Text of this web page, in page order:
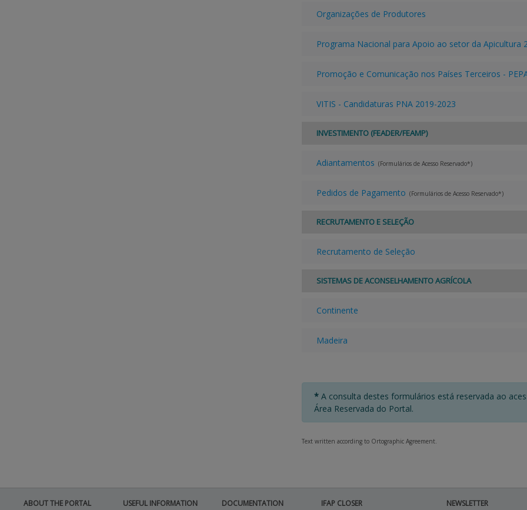
Organizações de Produtores
Programa Nacional para Apoio ao setor da Apicultura
Promoção e Comunicação nos Países Terceiros -
VITIS - Candidaturas PNA 2019-2023
INVESTIMENTO (FEADER/FEAMP)
Adiantamentos (Formulários de Acesso Reservado*)
Pedidos de Pagamento (Formulários de Acesso Reservado*)
RECRUTAMENTO E SELEÇÃO
Recrutamento de Seleção
SISTEMAS DE ACONSELHAMENTO AGRÍCOLA
Continente
Madeira
*A consulta destes formulários está reservada ao
Área Reservada do Portal.
Text written according to Ortographic Agreement.
ABOUT THE PORTAL USEFUL INFORMATION DOCUMENTATION IFAP CLOSER NEWSLETTER